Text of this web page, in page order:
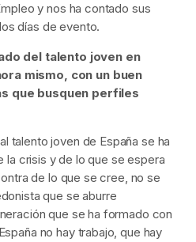
y nos ha contado sus
días de evento.
del talento joven en
mismo, con un buen
que busquen perfiles
talento joven de España se ha
la crisis y de lo que se espera
de lo que se cree, no se
que se aburre
que se ha formado con
no hay trabajo, que hay